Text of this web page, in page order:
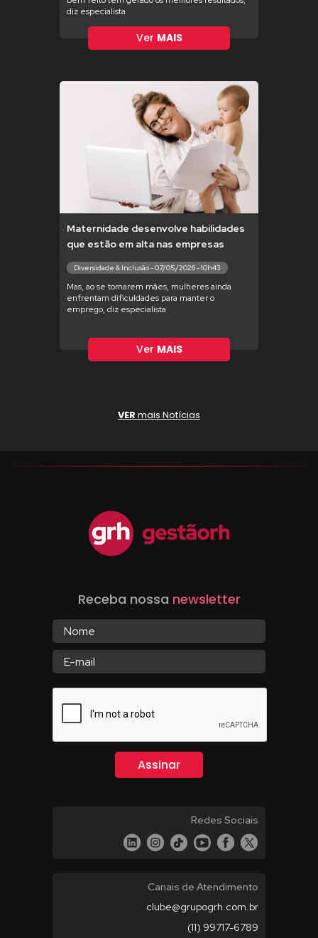
diz especialista
Ver MAIS
Maternidade desenvolve habilidades
que estão em alta nas empresas
Diversidade & Inclusão - 07/05/2026 - 10h43
Mas, ao se tornarem mães, mulheres ainda
enfrentam dificuldades para manter o
emprego, diz especialista
Ver MAIS
VER mais Notícias
Receba nossa newsletter
Redes Sociais
Canais de Atendimento
clube@grupogrh.com.br
(11) 99717-6789